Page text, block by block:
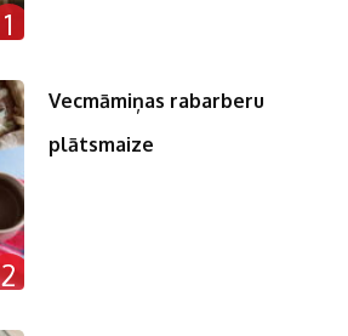
1
2
Vecmāmiņas rabarberu
plātsmaize